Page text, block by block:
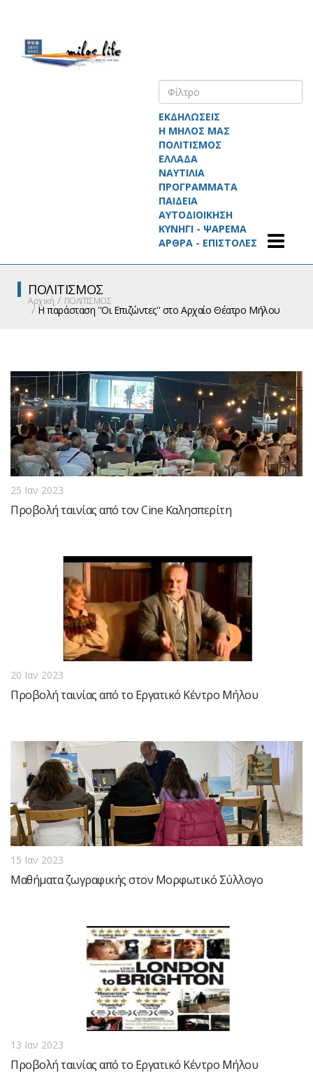
ΕΚΔΗΛΩΣΕΙΣ
Η ΜΗΛΟΣ ΜΑΣ
ΠΟΛΙΤΙΣΜΟΣ
ΕΛΛΑΔΑ
ΝΑΥΤΙΛΙΑ
ΠΡΟΓΡΑΜΜΑΤΑ
ΠΑΙΔΕΙΑ
ΑΥΤΟΔΙΟΙΚΗΣΗ
ΚΥΝΗΓΙ - ΨΑΡΕΜΑ
ΑΡΘΡΑ - ΕΠΙΣΤΟΛΕΣ
ΠΟΛΙΤΙΣΜΟΣ
Αρχική ΠΟΛΙΤΙΣΜΟΣ
Η παράσταση ''Οι Επιζώντες'' στο Αρχαίο Θέατρο Μήλου
25 Ιαν 2023
Προβολή ταινίας από τον Cine Καλησπερίτη
20 Ιαν 2023
Προβολή ταινίας από το Εργατικό Κέντρο Μήλου
15 Ιαν 2023
Μαθήματα ζωγραφικής στον Μορφωτικό Σύλλογο
13 Ιαν 2023
Προβολή ταινίας από το Εργατικό Κέντρο Μήλου